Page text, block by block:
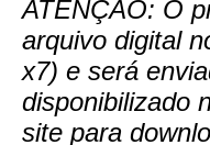
ATENÇÃO: O
arquivo digital
x7) e será
disponibilizado
site para